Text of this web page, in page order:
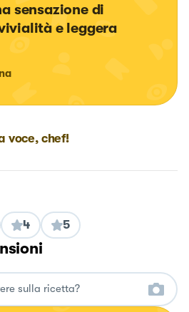
sensazione di
e leggera
voce, chef!
4 5